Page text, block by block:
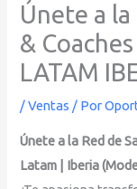
Únete a la
&
LATAM
/Ventas / Por
Únete a la Red de
Latam | Iberia